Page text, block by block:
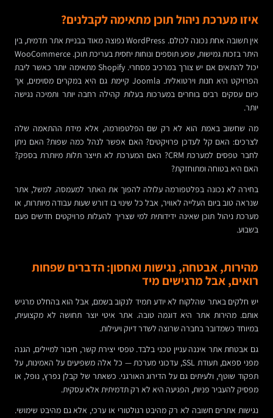
איזו מערכת ניהול תוכן מתאימה לקבלנים?
אין תשובה אחת נכונה לכולם. WordPress נפוצה מאוד בבניית אתר תדמית, בין
היתר בזכות גמישות, שפע תוספים ונוחות יחסית בעריכת תוכן. WooCommerce
יכול להתאים אם יש צורך במרכיב מסחרי. Shopify מתאימה יותר כאשר ליבת
הפרויקט היא חנות וירטואלית. Joomla קיימת גם היא במקרים מסוימים, אך
כיום עסקים רבים בוחרים במערכות בעלות קהילה רחבה יותר ותמיכה נגישה
יותר.
מה שחשוב באמת הוא לא רק שם הפלטפורמה, אלא מידת ההתאמה שלה
לצרכים: האם קל לעדכן פרויקטים? האם אפשר לנהל כמה שפות? האם ניתן
לחבר טפסים למערכת CRM? האם המערכת לא תייצר תלות מיותרת בספק?
האם היא בטוחה ומתוחזקת?
בחירה לא נכונה בפלטפורמה עלולה להפוך את האתר למעמסה. למשל, אתר
שנראה טוב ביום העלייה לאוויר, אבל כל שינוי בו דורש שעות עבודה מיותרות, או
מערכת ניהול תוכן שאינה ידידותית למי שצריך להעלות פרויקטים חדשים פעם
בשבוע.
מהירות, אבטחה, נגישות ואחסון: הדברים שפחות
רואים, אבל מרגישים מיד
יש חלקים באתר שהלקוח לא יודע תמיד לנקוב בשמם, אבל הוא בהחלט מרגיש
אותם. מהירות אתר היא דוגמה טובה. אתר איטי יוצר תחושה לא מקצועית,
במיוחד כשמדובר בחברה שרוצה לשדר דיוק ויעילות.
גם אבטחת אתר איננה עניין טכני בלבד. טפסי יצירת קשר, חיבור למיילים, הגנה
מפני ספאם, תעודת SSL, עדכוני מערכת — כל אלה משפיעים על האמינות, על
תפקוד שוטף, ולעיתים גם על הדירוג האורגני. כשאתר של קבלן נפרץ, נופל, או
מפסיק להעביר פניות, הפגיעה היא לא רק תדמיתית אלא עסקית.
נגישות אתרים חשובה לא רק מהיבט רגולטורי או ערכי, אלא גם מהיבט שימושי.